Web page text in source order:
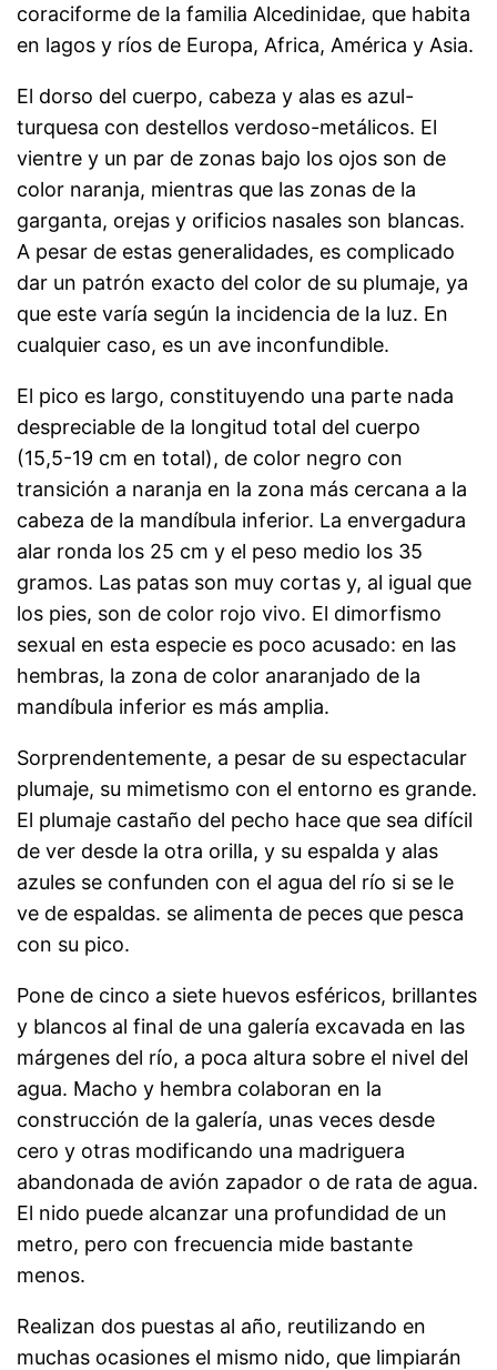
coraciforme de la familia Alcedinidae, que habita
en lagos y ríos de Europa, Africa, América y Asia.
El dorso del cuerpo, cabeza y alas es azul-
turquesa con destellos verdoso-metálicos. El
vientre y un par de zonas bajo los ojos son de
color naranja, mientras que las zonas de la
garganta, orejas y orificios nasales son blancas.
A pesar de estas generalidades, es complicado
dar un patrón exacto del color de su plumaje, ya
que este varía según la incidencia de la luz. En
cualquier caso, es un ave inconfundible.
El pico es largo, constituyendo una parte nada
despreciable de la longitud total del cuerpo
(15,5-19 cm en total), de color negro con
transición a naranja en la zona más cercana a la
cabeza de la mandíbula inferior. La envergadura
alar ronda los 25 cm y el peso medio los 35
gramos. Las patas son muy cortas y, al igual que
los pies, son de color rojo vivo. El dimorfismo
sexual en esta especie es poco acusado: en las
hembras, la zona de color anaranjado de la
mandíbula inferior es más amplia.
Sorprendentemente, a pesar de su espectacular
plumaje, su mimetismo con el entorno es grande.
El plumaje castaño del pecho hace que sea difícil
de ver desde la otra orilla, y su espalda y alas
azules se confunden con el agua del río si se le
ve de espaldas. se alimenta de peces que pesca
con su pico.
Pone de cinco a siete huevos esféricos, brillantes
y blancos al final de una galería excavada en las
márgenes del río, a poca altura sobre el nivel del
agua. Macho y hembra colaboran en la
construcción de la galería, unas veces desde
cero y otras modificando una madriguera
abandonada de avión zapador o de rata de agua.
El nido puede alcanzar una profundidad de un
metro, pero con frecuencia mide bastante
menos.
Realizan dos puestas al año, reutilizando en
muchas ocasiones el mismo nido, que limpiarán